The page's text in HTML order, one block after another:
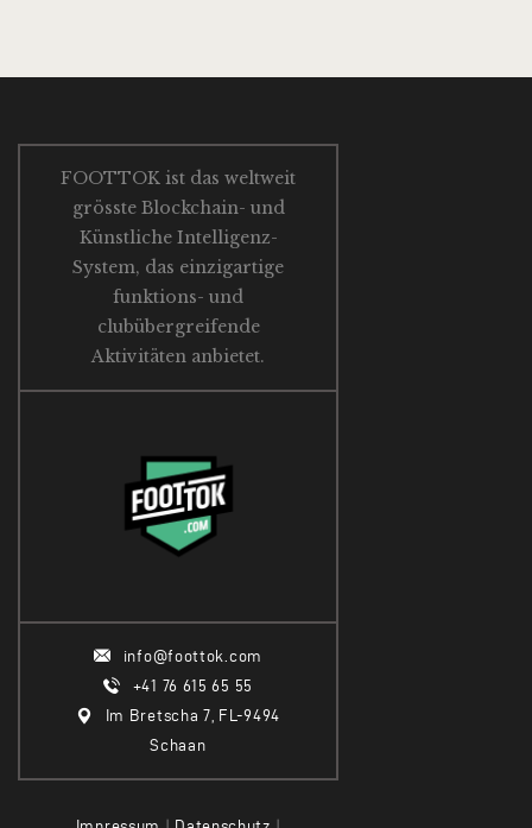
FOOTTOK ist das weltweit
grösste Blockchain- und
Künstliche Intelligenz-
System, das einzigartige
funktions- und
clubübergreifende
Aktivitäten anbietet.
info@foottok.com
+41 76 615 65 55
Im Bretscha 7, FL-9494
Schaan